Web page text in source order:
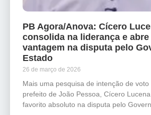
PB Agora/Anova: Cícero
consolida na liderança e abre
vantagem na disputa pelo
Estado
26 de março de 2026
Mais uma pesquisa de intenção de voto
prefeito de João Pessoa, Cícero
favorito absoluto na disputa pelo